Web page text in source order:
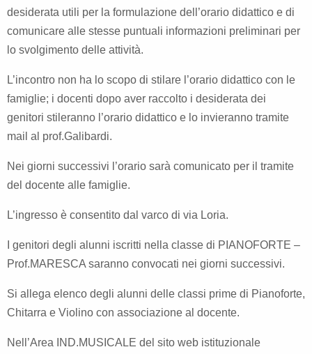
desiderata utili per la formulazione dell’orario didattico e di
comunicare alle stesse puntuali informazioni preliminari per
lo svolgimento delle attività.
L’incontro non ha lo scopo di stilare l’orario didattico con le
famiglie; i docenti dopo aver raccolto i desiderata dei
genitori stileranno l’orario didattico e lo invieranno tramite
mail al prof.Galibardi.
Nei giorni successivi l’orario sarà comunicato per il tramite
del docente alle famiglie.
L’ingresso è consentito dal varco di via Loria.
I genitori degli alunni iscritti nella classe di PIANOFORTE –
Prof.MARESCA saranno convocati nei giorni successivi.
Si allega elenco degli alunni delle classi prime di Pianoforte,
Chitarra e Violino con associazione al docente.
Nell’Area IND.MUSICALE del sito web istituzionale